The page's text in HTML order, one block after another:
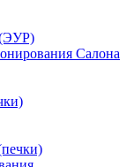
(ЭУР)
Салона